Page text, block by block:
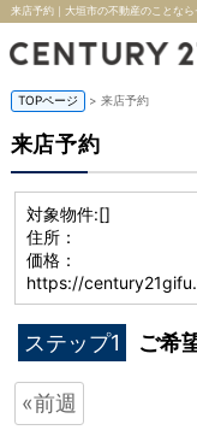
来店予約｜大垣市の不動産のことな
TOPページ > 来店予約
来店予約
対象物件:[]
住所：
価格：
https://
ステップ1 ご希
«前週